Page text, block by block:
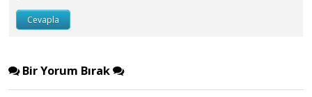
Cevapla
Bir Yorum Bırak